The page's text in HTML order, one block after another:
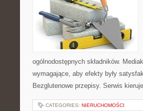
ogólnodostępnych składników.
wymagające, aby efekty były
Bezglutenowe przepisy. Serwis
CATEGORIES: NIERUCHOMOŚCI